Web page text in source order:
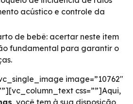
acústico e controle da
de bebê: acertar neste item
fundamental para garantir o
image=”10762″
css=””]Aqui,
, você tem à sua disposição